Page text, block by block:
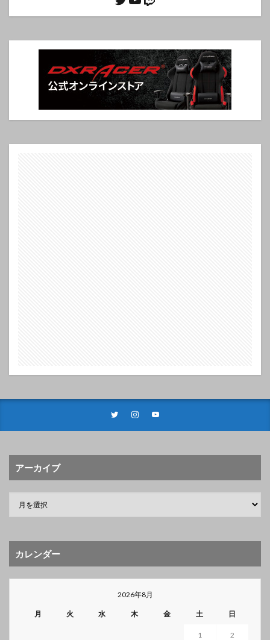
アーカイブ
カレンダー
2026年8月
月 火 水 木 金 土 日
1 2